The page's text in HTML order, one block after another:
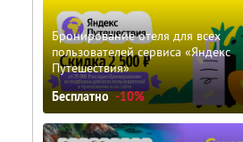
Бронирование отеля для всех
пользователей сервиса «Яндекс
Путешествия»
Бесплатно -10%